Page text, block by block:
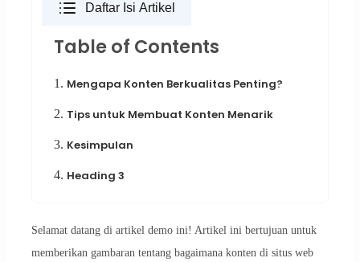
Daftar Isi Artikel
Table of Contents
1. Mengapa Konten Berkualitas Penting?
2. Tips untuk Membuat Konten Menarik
3. Kesimpulan
4. Heading 3
Selamat datang di artikel demo ini! Artikel ini bertujuan untuk
memberikan gambaran tentang bagaimana konten di situs web